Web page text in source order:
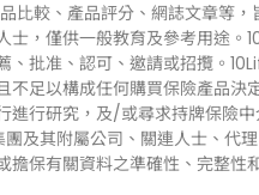
比較、產品評分、網誌文章等
，僅供一般教育及參考用途。
批准、認可、邀請或招攬。
足以構成任何購買保險產品決
行研究，及/或尋求持牌保險
及其附屬公司、關連人士、代
保有關資料之準確性、完整性